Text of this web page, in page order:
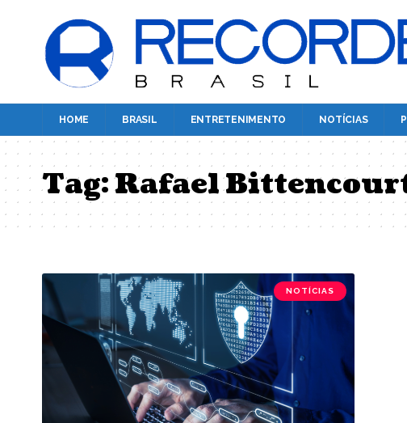
HOME BRASIL ENTRETENIMENTO NOTÍCIAS
Tag:Rafael
NOTÍCIAS